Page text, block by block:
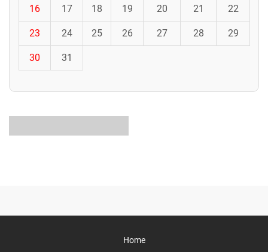
16 17 18 19 20 21 22
23 24 25 26 27 28 29
30 31